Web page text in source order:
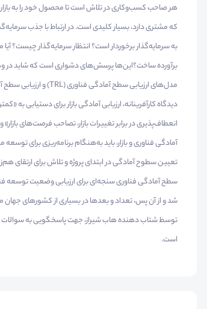
هر صاحب کسب‌وکاری در تلاش است تا محصول خود را به
که مشتری دارد، بسیار کلیدی است. در ارتباط با جذب
به سرمایه‌گذار برخوردار است؟ انتظار سرمایه‌گذار چیست؟
برآورده ساخت؟این‌ها پرسش‌های دشواری است که شاید در
دیدگاه کارآفرینانه، ارزیابی آمادگی بازار برای دستیابی به
انعطاف‌پذیری در برابر تغییرات بازار، تصاحب فرصت‌های
آمادگی فناوری و بازار، باید به‌هنگام برنامه‌ریزی برای
تعیین سطوح آمادگی در ابتدای پروژه و تلاش برای ارتقای
شد و از آن پس، تعداد و بعدها در بسیاری از کشورهای جهان
توسط شتاب دهنده هاب شیراز، جهت پاسخگویی به سوالات
است.